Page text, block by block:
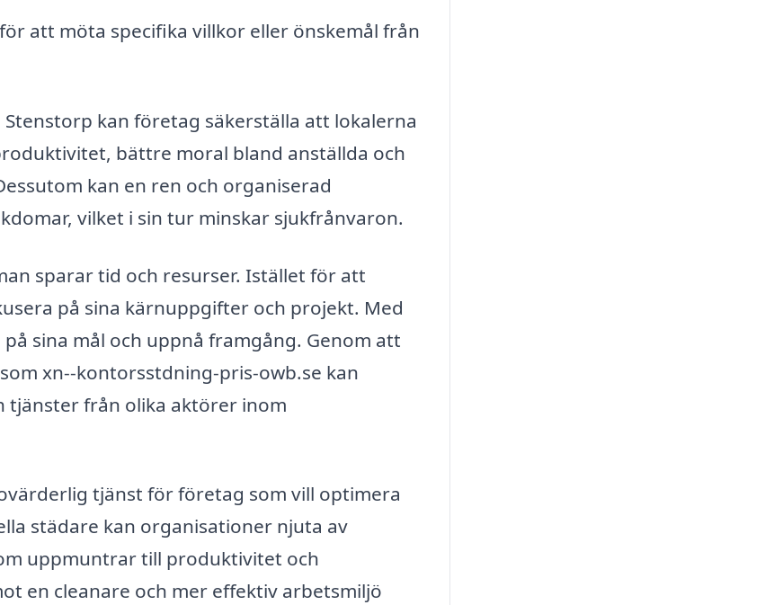
att möta specifika villkor eller önskemål från
kan företag säkerställa att lokalerna
bättre moral bland anställda och
kan en ren och organiserad
vilket i sin tur minskar sjukfrånvaron.
sparar tid och resurser. Istället för att
på sina kärnuppgifter och projekt. Med
sina mål och uppnå framgång. Genom att
xn--kontorsstdning-pris-owb.se kan
tjänster från olika aktörer inom
tjänst för företag som vill optimera
städare kan organisationer njuta av
uppmuntrar till produktivitet och
en cleanare och mer effektiv arbetsmiljö